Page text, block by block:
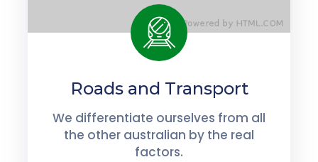
Roads and Transport
We differentiate ourselves from all
the other australian by the real
factors.